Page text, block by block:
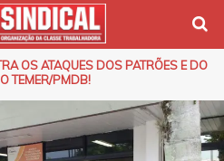
OS ATAQUES DOS PATRÕES E DO
TEMER/PMDB!